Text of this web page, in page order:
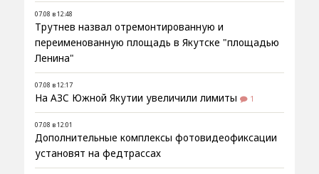
07.08 в 12:48
Трутнев назвал отремонтированную и
переименованную площадь в Якутске "площадью
Ленина"
07.08 в 12:17
На АЗС Южной Якутии увеличили лимиты 1
07.08 в 12:01
Дополнительные комплексы фотовидеофиксации
установят на федтрассах